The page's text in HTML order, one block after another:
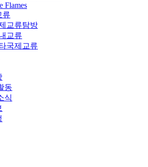
Flames
류
교류탐방
교류
국제교류
동
식